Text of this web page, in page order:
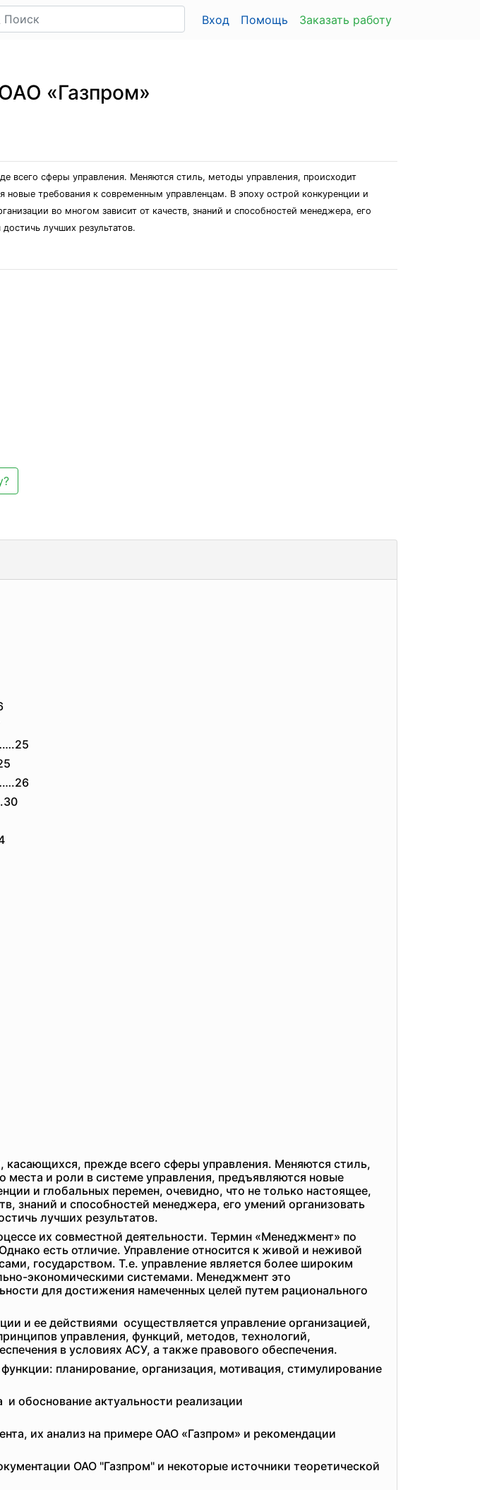
Вход Помощь Заказать работу
«Газпром»
всего сферы управления. Меняются стиль, методы управления, происходит
требования к современным управленцам. В эпоху острой конкуренции и
во многом зависит от качеств, знаний и способностей менеджера, его
лучших результатов.
.26
прежде всего сферы управления. Меняются стиль,
и роли в системе управления, предъявляются новые
и глобальных перемен, очевидно, что не только настоящее,
знаний и способностей менеджера, его умений организовать
лучших результатов.
их совместной деятельности. Термин «Менеджмент» по
есть отличие. Управление относится к живой и неживой
государством. Т.е. управление является более широким
экономическими системами. Менеджмент это
для достижения намеченных целей путем рационального
и ее действиями осуществляется управление организацией,
управления, функций, методов, технологий,
в условиях АСУ, а также правового обеспечения.
планирование, организация, мотивация, стимулирование
обоснование актуальности реализации
их анализ на примере ОАО «Газпром» и рекомендации
ОАО "Газпром" и некоторые источники теоретической